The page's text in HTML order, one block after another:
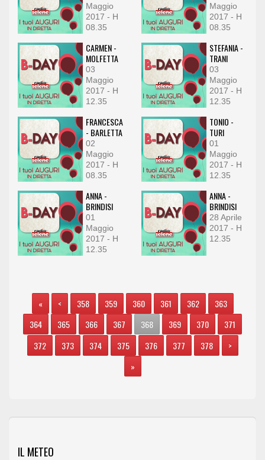
Maggio
2017 - H
08.35
Maggio
2017 - H
08.35
CARMEN -
MOLFETTA
03
Maggio
2017 - H
12.35
STEFANIA -
TRANI
03
Maggio
2017 - H
12.35
FRANCESCA
- BARLETTA
02
Maggio
2017 - H
08.35
TONIO -
TURI
01
Maggio
2017 - H
12.35
ANNA -
BRINDISI
01
Maggio
2017 - H
12.35
ANNA -
BRINDISI
28 Aprile
2017 - H
12.35
« < 358 359 360 361 362
363
364
365 366 367 368 369 370
371
372
373 374 375 376 377 378
>
»
IL METEO